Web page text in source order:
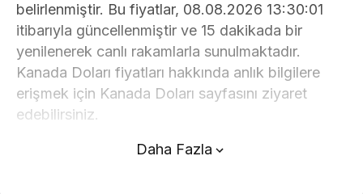
belirlenmiştir. Bu fiyatlar, 08.08.2026 13:30:01
itibarıyla güncellenmiştir ve 15 dakikada bir
yenilenerek canlı rakamlarla sunulmaktadır.
Kanada Doları fiyatları hakkında anlık bilgilere
erişmek için Kanada Doları sayfasını ziyaret
edebilirsiniz.
Kanada Doları (TL) fiyatı bugün düştü.
Daha Fazla